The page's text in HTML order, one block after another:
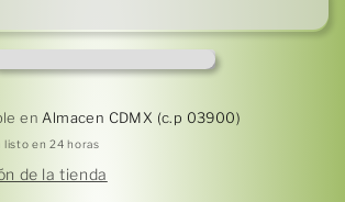
Manzana
Menta
enAlmacen CDMX (c.p 03900)
en 24 horas
de la tienda